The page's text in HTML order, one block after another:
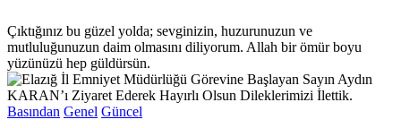
Çıktığınız bu güzel yolda; sevginizin, huzurunuzun ve
mutluluğunuzun daim olmasını diliyorum. Allah bir ömür boyu
yüzünüzü hep güldürsün.
Basından Genel Güncel